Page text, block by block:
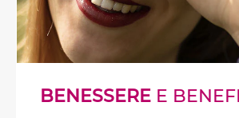
BENESSERE E